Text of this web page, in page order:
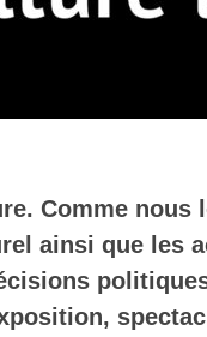
Comme nous
ainsi que les